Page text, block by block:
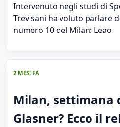
Intervenuto negli studi di
Trevisani ha voluto parlare
numero 10 del Milan: Leao
2 MESI FA
Milan, settimana
Glasner? Ecco il